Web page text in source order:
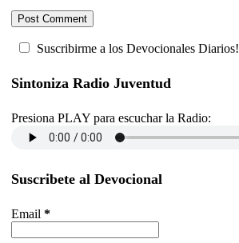
Suscribirme a los Devocionales Diarios!
Sintoniza Radio Juventud
Presiona PLAY para escuchar la Radio:
Suscribete al Devocional
Email*